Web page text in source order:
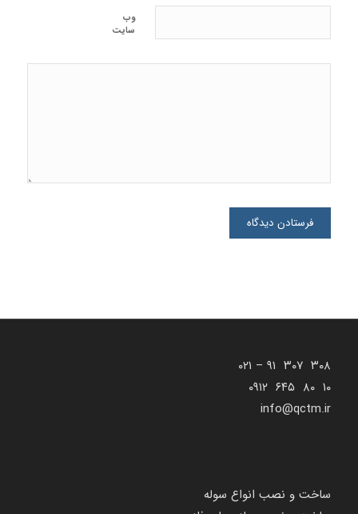
وب‌
سایت
۳۰۸ ۳۰۷ ۹۱ – ۰۲۱
۱۰ ۸۰ ۶۴۵ ۰۹۱۲
info@qctm.ir
ساخت و نصب انواع سوله